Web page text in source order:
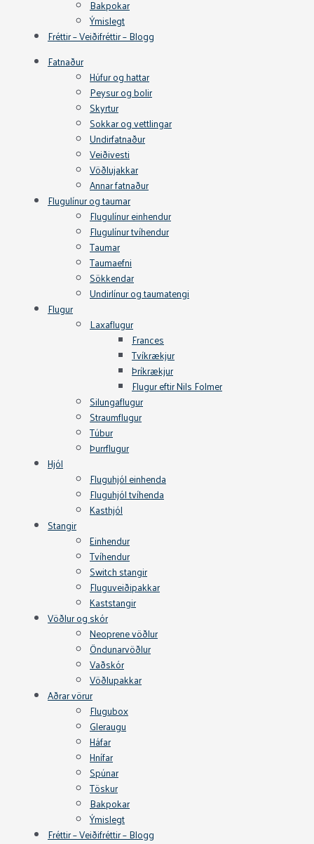
Bakpokar
Ýmislegt
Fréttir – Veiðifréttir – Blogg
Fatnaður
Húfur og hattar
Peysur og bolir
Skyrtur
Sokkar og vettlingar
Undirfatnaður
Veiðivesti
Vöðlujakkar
Annar fatnaður
Flugulínur og taumar
Flugulínur einhendur
Flugulínur tvíhendur
Taumar
Taumaefni
Sökkendar
Undirlínur og taumatengi
Flugur
Laxaflugur
Frances
Tvíkrækjur
Þríkrækjur
Flugur eftir Nils Folmer
Silungaflugur
Straumflugur
Túbur
Þurrflugur
Hjól
Fluguhjól einhenda
Fluguhjól tvíhenda
Kasthjól
Stangir
Einhendur
Tvíhendur
Switch stangir
Fluguveiðipakkar
Kaststangir
Vöðlur og skór
Neoprene vöðlur
Öndunarvöðlur
Vaðskór
Vöðlupakkar
Aðrar vörur
Flugubox
Gleraugu
Háfar
Hnífar
Spúnar
Töskur
Bakpokar
Ýmislegt
Fréttir – Veiðifréttir – Blogg